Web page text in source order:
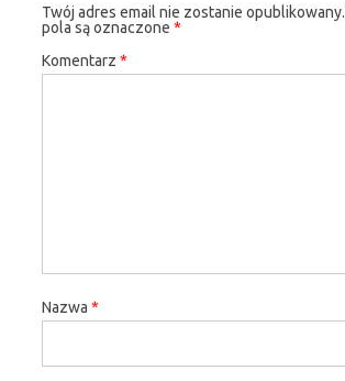
Twój adres email nie zostanie opublikowany.
pola są oznaczone *
Komentarz *
Nazwa *